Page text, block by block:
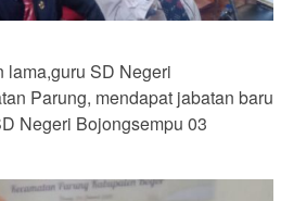
lama,guru SD Negeri
Parung, mendapat jabatan baru
Negeri Bojongsempu 03